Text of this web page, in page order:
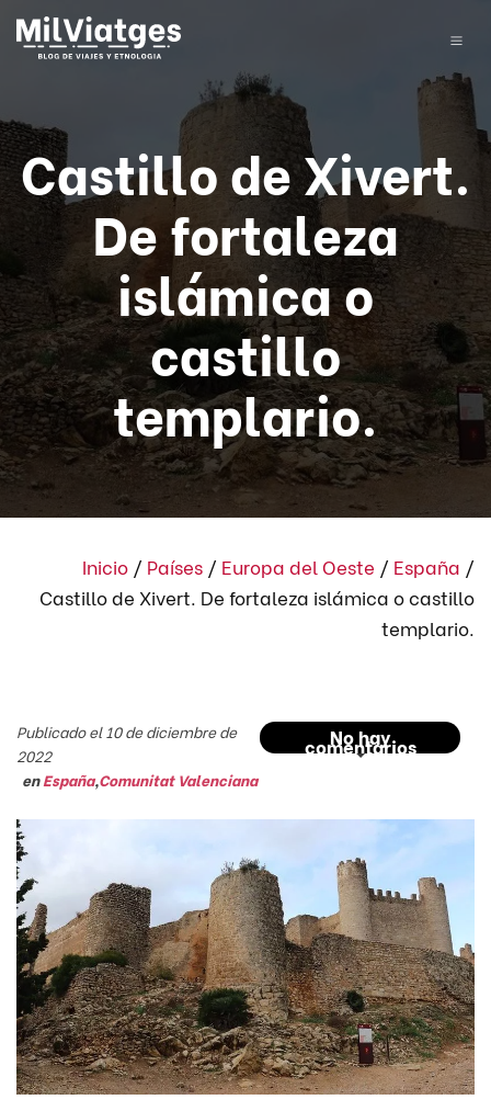
Castillo de Xivert.
De fortaleza
islámica o
castillo
templario.
Inicio / Países / Europa del Oeste / España /
Castillo de Xivert. De fortaleza islámica o castillo
templario.
No hay
comentarios
Publicado el 10 de diciembre de
2022
enEspaña,Comunitat Valenciana